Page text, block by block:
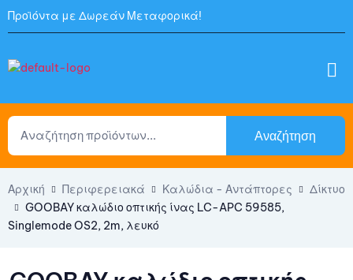
Προϊόντα με Δωρεάν Μεταφορικά!
Αναζήτηση
Αρχική Περιφερειακά Καλώδια - Αντάπτορες
Δίκτυο
GOOBAY καλώδιο οπτικής ίνας LC-APC 59585,
Singlemode OS2, 2m, λευκό